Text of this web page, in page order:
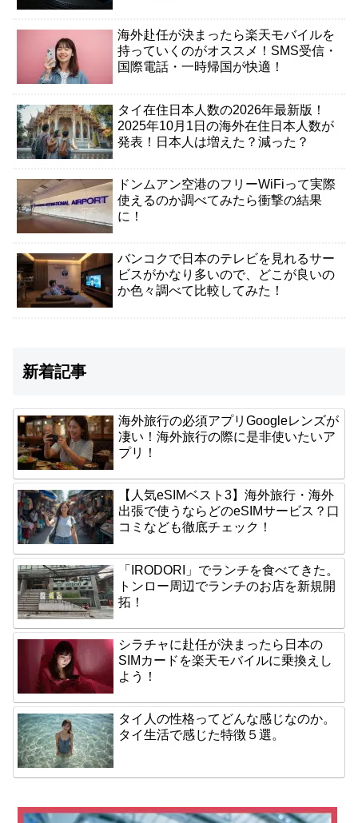
海外赴任が決まったら楽天モバイルを
持っていくのがオススメ！SMS受信・
国際電話・一時帰国が快適！
タイ在住日本人数の2026年最新版！
2025年10月1日の海外在住日本人数が
発表！日本人は増えた？減った？
ドンムアン空港のフリーWiFiって実際
使えるのか調べてみたら衝撃の結果
に！
バンコクで日本のテレビを見れるサー
ビスがかなり多いので、どこが良いの
か色々調べて比較してみた！
新着記事
海外旅行の必須アプリGoogleレンズが
凄い！海外旅行の際に是非使いたいア
プリ！
【人気eSIMベスト3】海外旅行・海外
出張で使うならどのeSIMサービス？口
コミなども徹底チェック！
「IRODORI」でランチを食べてきた。
トンロー周辺でランチのお店を新規開
拓！
シラチャに赴任が決まったら日本の
SIMカードを楽天モバイルに乗換えし
よう！
タイ人の性格ってどんな感じなのか。
タイ生活で感じた特徴５選。